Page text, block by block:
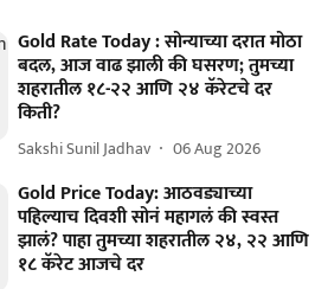
Gold Rate Today : सोन्याच्या दरात मोठा
बदल, आज वाढ झाली की घसरण; तुमच्या
शहरातील १८-२२ आणि २४ कॅरेटचे दर
किती?
Sakshi Sunil Jadhav 06 Aug 2026
Gold Price Today: आठवड्याच्या
पहिल्याच दिवशी सोनं महागलं की स्वस्त
झालं? पाहा तुमच्या शहरातील २४, २२ आणि
१८ कॅरेट आजचे दर